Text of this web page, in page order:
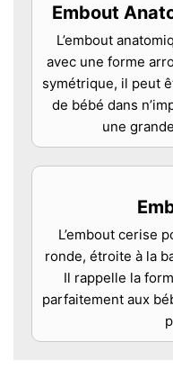
Embout
L’embout
avec une forme
symétrique, il peut
de bébé dans
une
L’embout cerise
ronde, étroite à la
Il rappelle la
parfaitement aux